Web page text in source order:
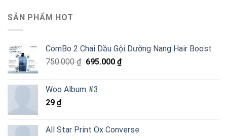
SẢN PHẨM HOT
ComBo 2 Chai Dầu Gội Dưỡng Nang Hair Boost
750.000₫ Giá
750.000 ₫.
695.000 ₫Giá
Woo Album #3
29 ₫
All Star Print Ox Converse